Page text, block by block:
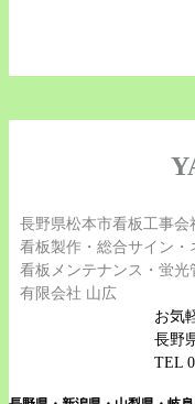
長野県松本市看板工事会
看板製作・総合サイン・
看板メンテナンス・蛍光
有限会社 山広
お気
長野
TEL